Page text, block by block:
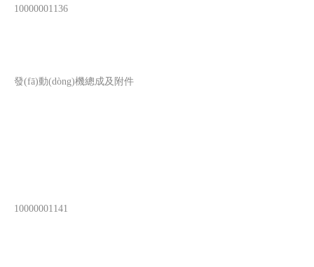
10000001136
發(fā)動(dòng)機總成及附件
10000001141